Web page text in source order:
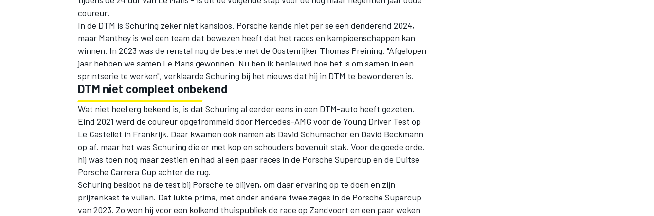
WEC
coureur.
In de DTM is Schuring zeker niet kansloos. Porsche kende niet per se een denderend 2024,
maar Manthey is wel een team dat bewezen heeft dat het races en kampioenschappen kan
winnen. In 2023 was de renstal nog de beste met de Oostenrijker Thomas Preining. "Afgelopen
jaar hebben we samen Le Mans gewonnen. Nu ben ik benieuwd hoe het is om samen in een
sprintserie te werken", verklaarde Schuring bij het nieuws dat hij in DTM te bewonderen is.
DTM niet compleet onbekend
Wat niet heel erg bekend is, is dat Schuring al eerder eens in een DTM-auto heeft gezeten.
Eind 2021 werd de coureur opgetrommeld door Mercedes-AMG voor de Young Driver Test op
Le Castellet in Frankrijk. Daar kwamen ook namen als David Schumacheren David Beckmann
op af, maar het was Schuring die er met kop en schouders bovenuit stak. Voor de goede orde,
hij was toen nog maar zestien en had al een paar races in de Porsche Supercup en de Duitse
Porsche Carrera Cup achter de rug.
Schuring besloot na de test bij Porsche te blijven, om daar ervaring op te doen en zijn
prijzenkast te vullen. Dat lukte prima, met onder andere twee zeges in de Porsche Supercup
van 2023. Zo won hij voor een kolkend thuispubliek de race op Zandvoort en een paar weken